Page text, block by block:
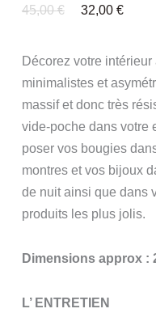
45,00€
Le
Était :
32,00 €Le
Est :
32,00
Décorez votre
minimalistes et
massif et donc très
vide-poche dans votre
poser vos bougies
montres et vos bijoux
de nuit ainsi que dans
produits les plus jolis.
Dimensions approx :
L’ ENTRETIEN